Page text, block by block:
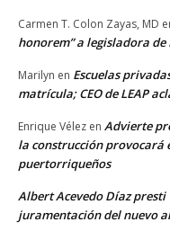
Carmen T. Colon Zayas, MD
honorem” a legisladora
Marilyn en Escuelas
matrícula; CEO de LEAP
Enrique Vélez en Advierte
la construcción provocará
puertorriqueños
Albert Acevedo Díaz presti
juramentación del nuevo